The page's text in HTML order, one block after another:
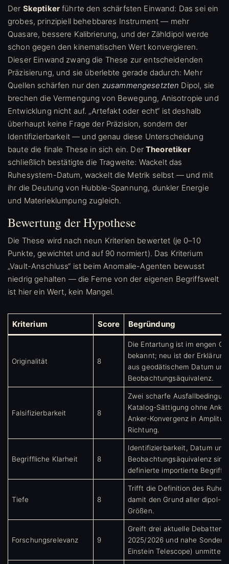
Der Skeptikerführte den schärfsten Einwand: Das sei ein
grobes, prinzipiell behebbares Instrument — mehr
Quasare, bessere Kalibrierung, und der Zähldipol werde
schon gegen den kinematischen Wert konvergieren.
Dieser Einwand zwang die These zur entscheidenden
Präzisierung, und sie überlebte gerade dadurch: Mehr
Quellen schärfen nur den zusammengesetzten Dipol, sie
brechen die Vermengung von Bewegung, Anisotropie und
Entwicklung nicht auf. „Artefakt oder echt“ ist deshalb
überhaupt keine Frage der Präzision, sondern der
Identifizierbarkeit — und genau diese Unterscheidung
baute die finale These in sich ein. Der Theoretiker
schließlich bestätigte die Tragweite: Wackelt das
Ruhesystem-Datum, wackelt die Metrik selbst — und mit
ihr die Deutung von Hubble-Spannung, dunkler Energie
und Materieklumpung zugleich.
Bewertung der Hypothese
Die These wird nach neun Kriterien bewertet (je 0–10
Punkte, gewichtet und auf 90 normiert). Das Kriterium
„Vault-Anschluss“ ist beim Anomalie-Agenten bewusst
niedrig gehalten — die Ferne von der eigenen Begriffswelt
ist hier ein Wert, kein Mangel.
Kriterium Score Begründung
Originalität 8
Die Entartung ist im engen
bekannt; neu ist der
aus geodätischem Datum und
Beobachtungsäquivalenz.
Falsifizierbarkeit 8
Zwei scharfe
Katalog-Sättigung ohne
Anker-Konvergenz in
Richtung.
Begriffliche Klarheit 8
Identifizierbarkeit, Datum und
Beobachtungsäquivalenz
definierte importierte Begriffe.
Tiefe 8
Trifft die Definition des
damit den Grund aller dipol-
Größen.
Forschungsrelevanz 9
Greift drei aktuelle Debatten
2025/2026 und nahe Sonden
Einstein Telescope)